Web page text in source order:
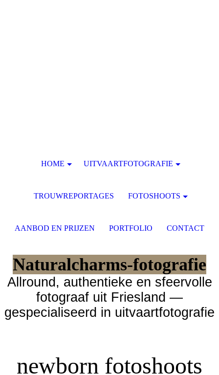
Naturalcharms-fotografie
Allround, authentieke en sfeervolle
fotograaf uit Friesland —
gespecialiseerd in uitvaartfotografie
newborn fotoshoots
HOME UITVAARTFOTOGRAFIE
TROUWREPORTAGES FOTOSHOOTS
AANBOD EN PRIJZEN PORTFOLIO CONTACT